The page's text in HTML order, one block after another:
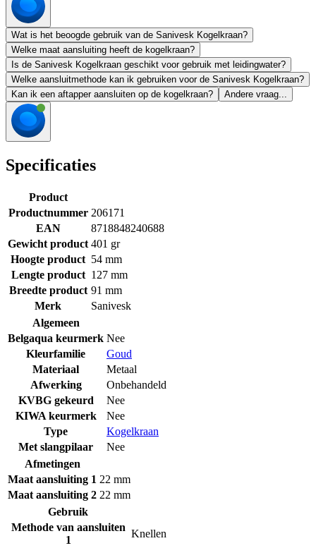
Wat is het beoogde gebruik van de Sanivesk Kogelkraan?
Welke maat aansluiting heeft de kogelkraan?
Is de Sanivesk Kogelkraan geschikt voor gebruik met leidingwater?
Welke aansluitmethode kan ik gebruiken voor de Sanivesk Kogelkraan?
Kan ik een aftapper aansluiten op de kogelkraan?
Andere vraag...
Specificaties
Product
Productnummer 206171
EAN
8718848240688
Gewicht product 401 gr
Hoogte product 54 mm
Lengte product 127 mm
Breedte product 91 mm
Merk
Sanivesk
Algemeen
Belgaqua keurmerk Nee
Kleurfamilie
Goud
Materiaal
Metaal
Afwerking
Onbehandeld
KVBG gekeurd
Nee
KIWA keurmerk
Nee
Type
Kogelkraan
Met slangpilaar
Nee
Afmetingen
Maat aansluiting 1 22 mm
Maat aansluiting 2 22 mm
Gebruik
Methode van aansluiten
1
Knellen